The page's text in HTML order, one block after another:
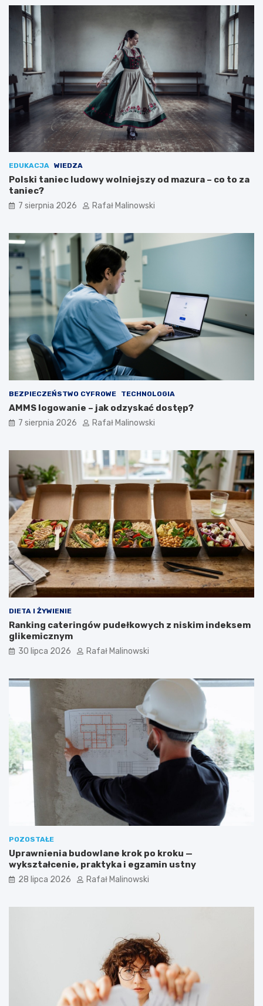
EDUKACJA WIEDZA
Polski taniec ludowy wolniejszy od mazura – co to za
taniec?
7 sierpnia 2026 Rafał Malinowski
BEZPIECZEŃSTWO CYFROWE TECHNOLOGIA
AMMS logowanie – jak odzyskać dostęp?
7 sierpnia 2026 Rafał Malinowski
DIETA I ŻYWIENIE
Ranking cateringów pudełkowych z niskim indeksem
glikemicznym
30 lipca 2026 Rafał Malinowski
POZOSTAŁE
Uprawnienia budowlane krok po kroku —
wykształcenie, praktyka i egzamin ustny
28 lipca 2026 Rafał Malinowski